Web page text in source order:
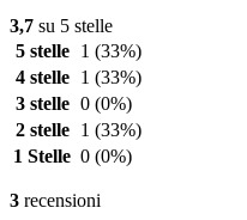
3,7 su 5 stelle
5 stelle
1 (33%)
4 stelle
1 (33%)
3 stelle 0 (0%)
2 stelle
1 (33%)
1 Stelle 0 (0%)
3 recensioni